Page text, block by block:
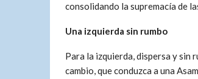
consolidando la supremacía de
Una izquierda sin rumbo
Para la izquierda, dispersa y
cambio, que conduzca a una